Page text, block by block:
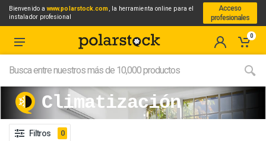
Bienvenido awww.polarstock.com, la herramienta online para el
instalador profesional
Acceso
profesionales
0
Climatización
Filtros 0